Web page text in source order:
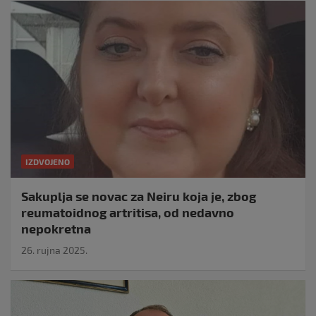
IZDVOJENO
Sakuplja se novac za Neiru koja je, zbog
reumatoidnog artritisa, od nedavno
nepokretna
26. rujna 2025.